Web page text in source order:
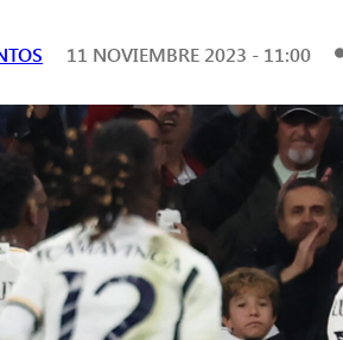
11 NOVIEMBRE 2023 - 11:00